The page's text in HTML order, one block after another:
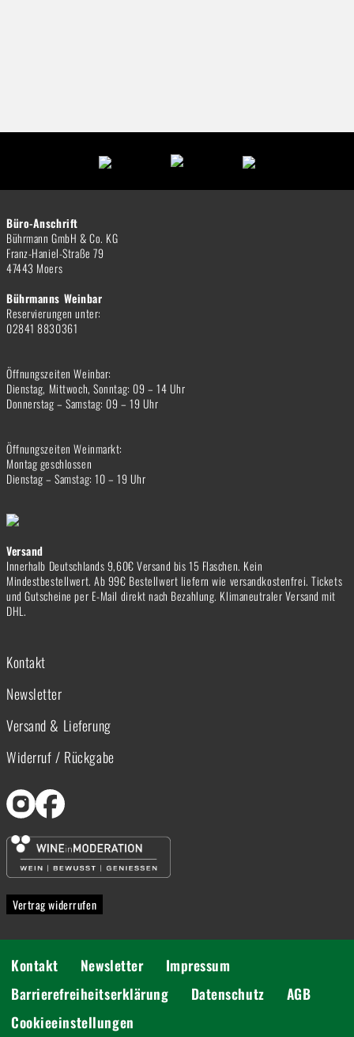
Büro-Anschrift
Bührmann GmbH & Co. KG
Franz-Haniel-Straße 79
47443 Moers
Bührmanns Weinbar
Reservierungen unter:
02841 8830361
Öffnungszeiten Weinbar:
Dienstag, Mittwoch, Sonntag: 09 – 14 Uhr
Donnerstag – Samstag: 09 – 19 Uhr
Öffnungszeiten Weinmarkt:
Montag geschlossen
Dienstag – Samstag: 10 – 19 Uhr
Versand
Innerhalb Deutschlands 9,60€ Versand bis 15 Flaschen. Kein
Mindestbestellwert. Ab 99€ Bestellwert liefern wie versandkostenfrei. Tickets
und Gutscheine per E-Mail direkt nach Bezahlung. Klimaneutraler Versand mit
DHL.
Kontakt
Newsletter
Versand & Lieferung
Widerruf / Rückgabe
Vertrag widerrufen
Kontakt Newsletter
Impressum
Barrierefreiheitserklärung
Datenschutz
AGB
Cookieeinstellungen